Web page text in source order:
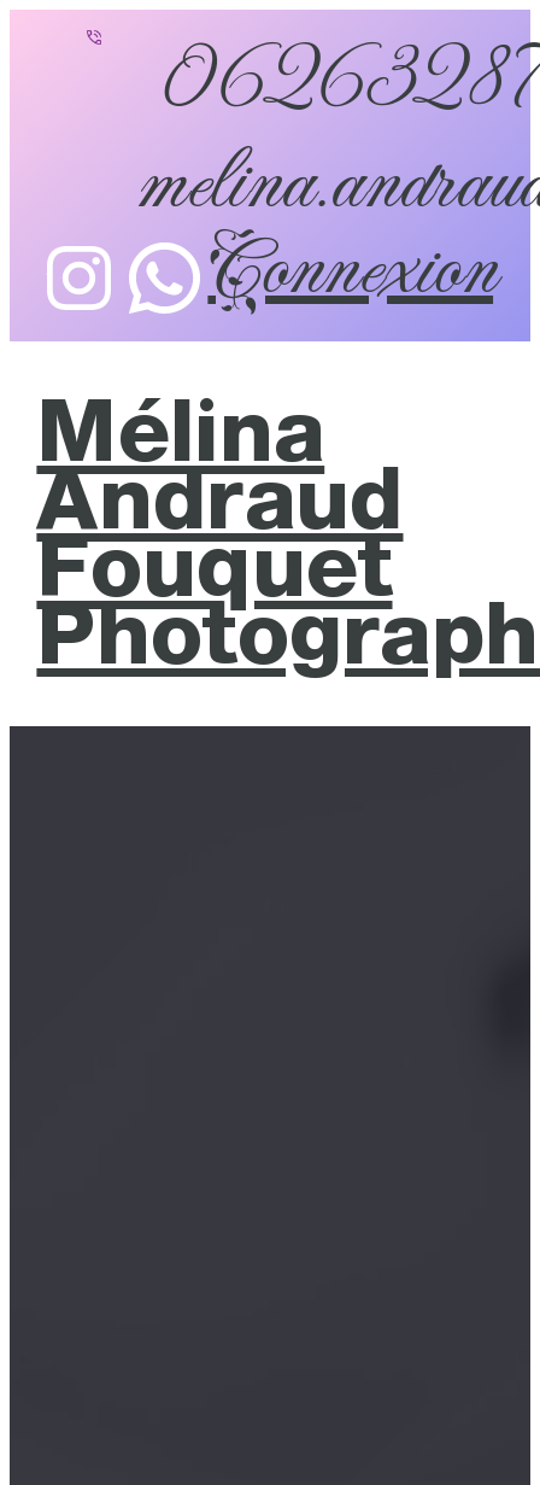
Connexion
Mélina
Andraud
Fouquet